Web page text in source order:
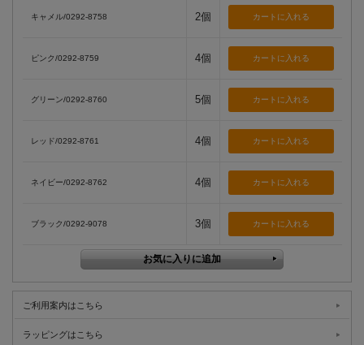
キャメル/0292-8758 2個
ピンク/0292-8759 4個
グリーン/0292-8760 5個
レッド/0292-8761 4個
ネイビー/0292-8762 4個
ブラック/0292-9078 3個
ご利用案内はこちら
ラッピングはこちら